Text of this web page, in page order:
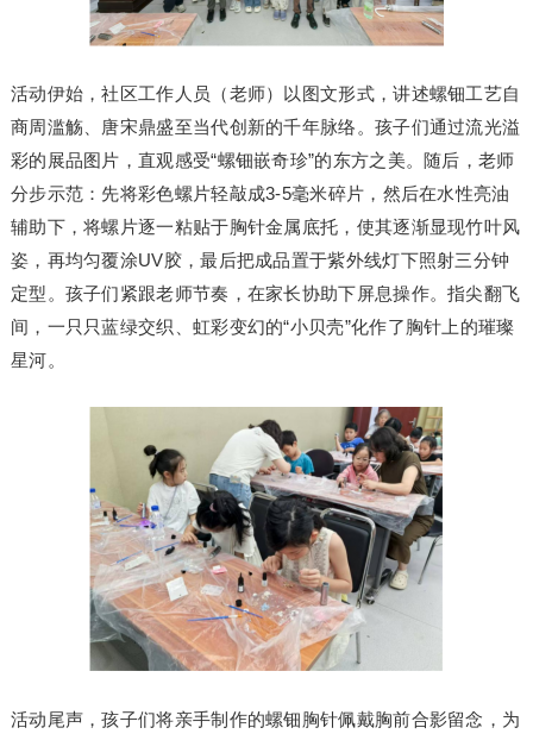
活动伊始，社区工作人员（老师）以图文形式，讲述螺钿工艺自
商周滥觞、唐宋鼎盛至当代创新的千年脉络。孩子们通过流光溢
彩的展品图片，直观感受“螺钿嵌奇珍”的东方之美。随后，老师
分步示范：先将彩色螺片轻敲成3-5毫米碎片，然后在水性亮油
辅助下，将螺片逐一粘贴于胸针金属底托，使其逐渐显现竹叶风
姿，再均匀覆涂UV胶，最后把成品置于紫外线灯下照射三分钟
定型。孩子们紧跟老师节奏，在家长协助下屏息操作。指尖翻飞
间，一只只蓝绿交织、虹彩变幻的“小贝壳”化作了胸针上的璀璨
星河。
活动尾声，孩子们将亲手制作的螺钿胸针佩戴胸前合影留念，为